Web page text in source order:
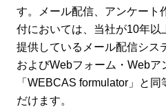
す。メール配信、アンケート
付においては、当社が10年以
提供しているメール配信シス
およびWebフォーム・Webア
「WEBCAS formulator」と
だけます。